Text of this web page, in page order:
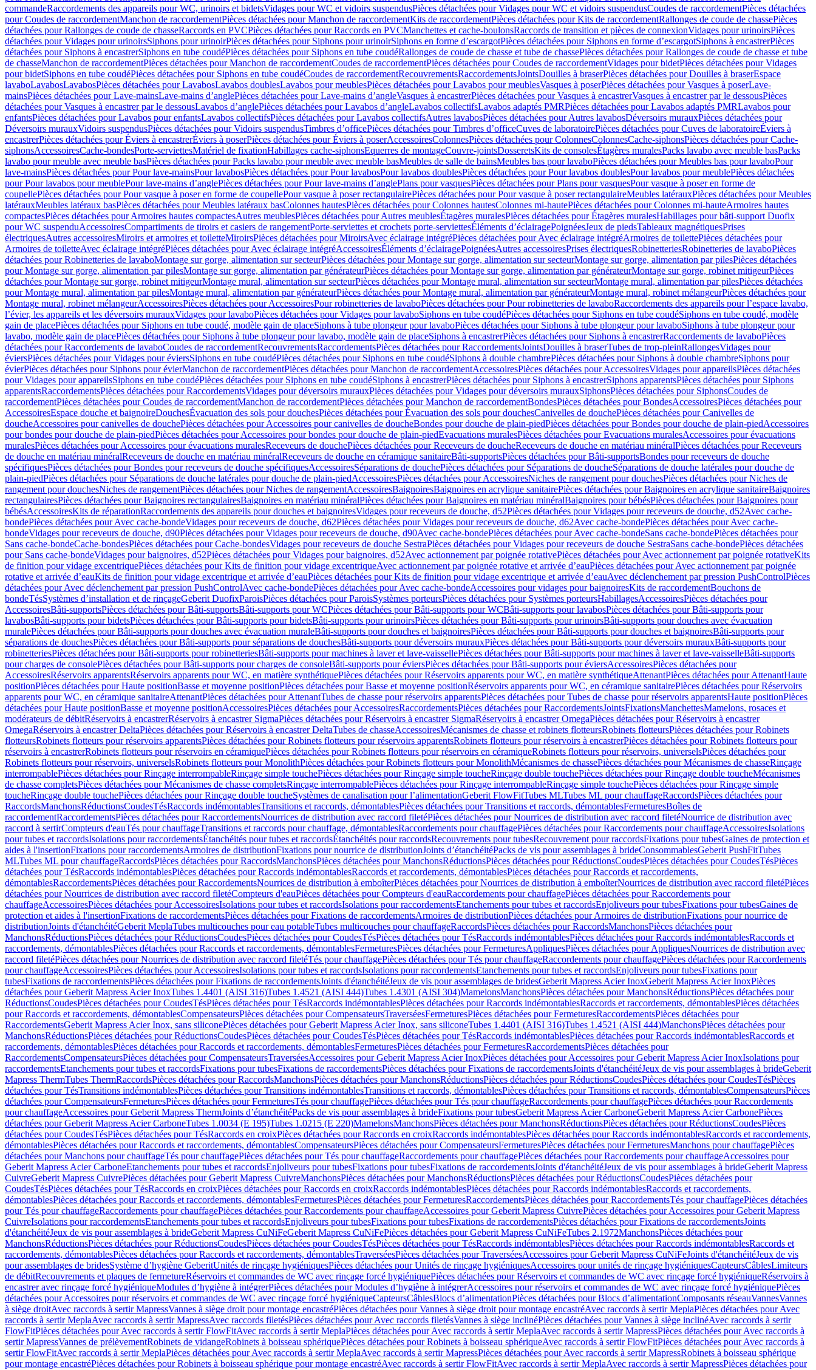
commandeRaccordements des appareils pour WC, urinoirs et bidetsVidages pour WC et vidoirs suspendusPièces détachées pour Vidages pour WC et vidoirs suspendusCoudes de raccordementPièces détachées
pour Coudes de raccordementManchon de raccordementPièces détachées pour Manchon de raccordementKits de raccordementPièces détachées pour Kits de raccordementRallonges de coude de chassePièces
détachées pour Rallonges de coude de chasseRaccords en PVCPièces détachées pour Raccords en PVCManchettes et cache-boulonsRaccords de transition et pièces de connexionVidages pour urinoirsPièces
détachées pour Vidages pour urinoirsSiphons pour urinoirPièces détachées pour Siphons pour urinoirSiphons en forme d’escargotPièces détachées pour Siphons en forme d’escargotSiphons à encastrerPièces
détachées pour Siphons à encastrerSiphons en tube coudéPièces détachées pour Siphons en tube coudéRallonges de coude de chasse et tube de chassePièces détachées pour Rallonges de coude de chasse et tube
de chasseManchon de raccordementPièces détachées pour Manchon de raccordementCoudes de raccordementPièces détachées pour Coudes de raccordementVidages pour bidetPièces détachées pour Vidages
pour bidetSiphons en tube coudéPièces détachées pour Siphons en tube coudéCoudes de raccordementRecouvrementsRaccordementsJointsDouilles à braserPièces détachées pour Douilles à braserEspace
lavaboLavabosLavabosPièces détachées pour LavabosLavabos doublesLavabos pour meublesPièces détachées pour Lavabos pour meublesVasques à poserPièces détachées pour Vasques à poserLave-
mainsPièces détachées pour Lave-mainsLave-mains d’anglePièces détachées pour Lave-mains d’angleVasques à encastrerPièces détachées pour Vasques à encastrerVasques à encastrer par le dessousPièces
détachées pour Vasques à encastrer par le dessousLavabos d’anglePièces détachées pour Lavabos d’angleLavabos collectifsLavabos adaptés PMRPièces détachées pour Lavabos adaptés PMRLavabos pour
enfantsPièces détachées pour Lavabos pour enfantsLavabos collectifsPièces détachées pour Lavabos collectifsAutres lavabosPièces détachées pour Autres lavabosDéversoirs murauxPièces détachées pour
Déversoirs murauxVidoirs suspendusPièces détachées pour Vidoirs suspendusTimbres dʼofficePièces détachées pour Timbres dʼofficeCuves de laboratoirePièces détachées pour Cuves de laboratoireÉviers à
encastrerPièces détachées pour Éviers à encastrerÉviers à poserPièces détachées pour Éviers à poserAccessoiresColonnesPièces détachées pour ColonnesColonnesCache-siphonsPièces détachées pour Cache-
siphonsAccessoiresCache-bondesPorte-serviettesMatériel de fixationHabillages cache-siphonsEquerres de montageCouvre-jointsDosseretsKits de consolesÉtagères muralesPacks lavabo avec meuble basPacks
lavabo pour meuble avec meuble basPièces détachées pour Packs lavabo pour meuble avec meuble basMeubles de salle de bainsMeubles bas pour lavaboPièces détachées pour Meubles bas pour lavaboPour
lave-mainsPièces détachées pour Pour lave-mainsPour lavabosPièces détachées pour Pour lavabosPour lavabos doublesPièces détachées pour Pour lavabos doublesPour lavabos pour meublePièces détachées
pour Pour lavabos pour meublePour lave-mains d’anglePièces détachées pour Pour lave-mains d’anglePlans pour vasquesPièces détachées pour Plans pour vasquesPour vasque à poser en forme de
coupellePièces détachées pour Pour vasque à poser en forme de coupellePour vasque à poser rectangulairePièces détachées pour Pour vasque à poser rectangulaireMeubles latérauxPièces détachées pour Meubles
latérauxMeubles latéraux basPièces détachées pour Meubles latéraux basColonnes hautesPièces détachées pour Colonnes hautesColonnes mi-hautePièces détachées pour Colonnes mi-hauteArmoires hautes
compactesPièces détachées pour Armoires hautes compactesAutres meublesPièces détachées pour Autres meublesÉtagères muralesPièces détachées pour Étagères muralesHabillages pour bâti-support Duofix
pour WC suspenduAccessoiresCompartiments de tiroirs et casiers de rangementPorte-serviettes et crochets porte-serviettesÉléments d’éclairagePoignéesJeux de piedsTableaux magnétiquesPrises
électriquesAutres accessoiresMiroirs et armoires et toiletteMiroirsPièces détachées pour MiroirsAvec éclairage intégréPièces détachées pour Avec éclairage intégréArmoires de toilettePièces détachées pour
Armoires de toiletteAvec éclairage intégréPièces détachées pour Avec éclairage intégréAccessoiresÉléments d’éclairagePoignéesAutres accessoiresPrises électriquesRobinetteriesRobinetteries de lavaboPièces
détachées pour Robinetteries de lavaboMontage sur gorge, alimentation sur secteurPièces détachées pour Montage sur gorge, alimentation sur secteurMontage sur gorge, alimentation par pilesPièces détachées
pour Montage sur gorge, alimentation par pilesMontage sur gorge, alimentation par générateurPièces détachées pour Montage sur gorge, alimentation par générateurMontage sur gorge, robinet mitigeurPièces
détachées pour Montage sur gorge, robinet mitigeurMontage mural, alimentation sur secteurPièces détachées pour Montage mural, alimentation sur secteurMontage mural, alimentation par pilesPièces détachées
pour Montage mural, alimentation par pilesMontage mural, alimentation par générateurPièces détachées pour Montage mural, alimentation par générateurMontage mural, robinet mélangeurPièces détachées pour
Montage mural, robinet mélangeurAccessoiresPièces détachées pour AccessoiresPour robinetteries de lavaboPièces détachées pour Pour robinetteries de lavaboRaccordements des appareils pour l’espace lavabo,
l’évier, les appareils et les déversoirs murauxVidages pour lavaboPièces détachées pour Vidages pour lavaboSiphons en tube coudéPièces détachées pour Siphons en tube coudéSiphons en tube coudé, modèle
gain de placePièces détachées pour Siphons en tube coudé, modèle gain de placeSiphons à tube plongeur pour lavaboPièces détachées pour Siphons à tube plongeur pour lavaboSiphons à tube plongeur pour
lavabo, modèle gain de placePièces détachées pour Siphons à tube plongeur pour lavabo, modèle gain de placeSiphons à encastrerPièces détachées pour Siphons à encastrerRaccordements de lavaboPièces
détachées pour Raccordements de lavaboCoudes de raccordementRecouvrementsRaccordementsPièces détachées pour RaccordementsJointsDouilles à braserTubes de trop-pleinRallongesVidages pour
éviersPièces détachées pour Vidages pour éviersSiphons en tube coudéPièces détachées pour Siphons en tube coudéSiphons à double chambrePièces détachées pour Siphons à double chambreSiphons pour
évierPièces détachées pour Siphons pour évierManchon de raccordementPièces détachées pour Manchon de raccordementAccessoiresPièces détachées pour AccessoiresVidages pour appareilsPièces détachées
pour Vidages pour appareilsSiphons en tube coudéPièces détachées pour Siphons en tube coudéSiphons à encastrerPièces détachées pour Siphons à encastrerSiphons apparentsPièces détachées pour Siphons
apparentsRaccordementsPièces détachées pour RaccordementsVidages pour déversoirs murauxPièces détachées pour Vidages pour déversoirs murauxSiphonsPièces détachées pour SiphonsCoudes de
raccordementPièces détachées pour Coudes de raccordementManchon de raccordementPièces détachées pour Manchon de raccordementBondesPièces détachées pour BondesAccessoiresPièces détachées pour
AccessoiresEspace douche et baignoireDouchesÉvacuation des sols pour douchesPièces détachées pour Évacuation des sols pour douchesCanivelles de douchePièces détachées pour Canivelles de
doucheAccessoires pour canivelles de douchePièces détachées pour Accessoires pour canivelles de doucheBondes pour douche de plain-piedPièces détachées pour Bondes pour douche de plain-piedAccessoires
pour bondes pour douche de plain-piedPièces détachées pour Accessoires pour bondes pour douche de plain-piedEvacuations muralesPièces détachées pour Evacuations muralesAccessoires pour évacuations
muralesPièces détachées pour Accessoires pour évacuations muralesReceveurs de douchePièces détachées pour Receveurs de doucheReceveurs de douche en matériau minéralPièces détachées pour Receveurs
de douche en matériau minéralReceveurs de douche en matériau minéralReceveurs de douche en céramique sanitaireBâti-supportsPièces détachées pour Bâti-supportsBondes pour receveurs de douche
spécifiquesPièces détachées pour Bondes pour receveurs de douche spécifiquesAccessoiresSéparations de douchePièces détachées pour Séparations de doucheSéparations de douche latérales pour douche de
plain-piedPièces détachées pour Séparations de douche latérales pour douche de plain-piedAccessoiresPièces détachées pour AccessoiresNiches de rangement pour douchesPièces détachées pour Niches de
rangement pour douchesNiches de rangementPièces détachées pour Niches de rangementAccessoiresBaignoiresBaignoires en acrylique sanitairePièces détachées pour Baignoires en acrylique sanitaireBaignoires
rectangulairesPièces détachées pour Baignoires rectangulairesBaignoires en matériau minéralPièces détachées pour Baignoires en matériau minéralBaignoires pour bébésPièces détachées pour Baignoires pour
bébésAccessoiresKits de réparationRaccordements des appareils pour douches et baignoiresVidages pour receveurs de douche, d52Pièces détachées pour Vidages pour receveurs de douche, d52Avec cache-
bondePièces détachées pour Avec cache-bondeVidages pour receveurs de douche, d62Pièces détachées pour Vidages pour receveurs de douche, d62Avec cache-bondePièces détachées pour Avec cache-
bondeVidages pour receveurs de douche, d90Pièces détachées pour Vidages pour receveurs de douche, d90Avec cache-bondePièces détachées pour Avec cache-bondeSans cache-bondePièces détachées pour
Sans cache-bondeCache-bondesPièces détachées pour Cache-bondesVidages pour receveurs de douche SestraPièces détachées pour Vidages pour receveurs de douche SestraSans cache-bondePièces détachées
pour Sans cache-bondeVidages pour baignoires, d52Pièces détachées pour Vidages pour baignoires, d52Avec actionnement par poignée rotativePièces détachées pour Avec actionnement par poignée rotativeKits
de finition pour vidage excentriquePièces détachées pour Kits de finition pour vidage excentriqueAvec actionnement par poignée rotative et arrivée d’eauPièces détachées pour Avec actionnement par poignée
rotative et arrivée d’eauKits de finition pour vidage excentrique et arrivée d’eauPièces détachées pour Kits de finition pour vidage excentrique et arrivée d’eauAvec déclenchement par pression PushControlPièces
détachées pour Avec déclenchement par pression PushControlAvec cache-bondePièces détachées pour Avec cache-bondeAccessoires pour vidages pour baignoiresKits de raccordementBouchons de
bondeTésSystèmes d’installation et de rinçageGeberit DuofixParoisPièces détachées pour ParoisSystèmes porteursPièces détachées pour Systèmes porteursHabillagesAccessoiresPièces détachées pour
AccessoiresBâti-supportsPièces détachées pour Bâti-supportsBâti-supports pour WCPièces détachées pour Bâti-supports pour WCBâti-supports pour lavabosPièces détachées pour Bâti-supports pour
lavabosBâti-supports pour bidetsPièces détachées pour Bâti-supports pour bidetsBâti-supports pour urinoirsPièces détachées pour Bâti-supports pour urinoirsBâti-supports pour douches avec évacuation
muralePièces détachées pour Bâti-supports pour douches avec évacuation muraleBâti-supports pour douches et baignoiresPièces détachées pour Bâti-supports pour douches et baignoiresBâti-supports pour
séparations de douchesPièces détachées pour Bâti-supports pour séparations de douchesBâti-supports pour déversoirs murauxPièces détachées pour Bâti-supports pour déversoirs murauxBâti-supports pour
robinetteriesPièces détachées pour Bâti-supports pour robinetteriesBâti-supports pour machines à laver et lave-vaissellePièces détachées pour Bâti-supports pour machines à laver et lave-vaisselleBâti-supports
pour charges de consolePièces détachées pour Bâti-supports pour charges de consoleBâti-supports pour éviersPièces détachées pour Bâti-supports pour éviersAccessoiresPièces détachées pour
AccessoiresRéservoirs apparentsRéservoirs apparents pour WC, en matière synthétiquePièces détachées pour Réservoirs apparents pour WC, en matière synthétiqueAttenantPièces détachées pour AttenantHaute
positionPièces détachées pour Haute positionBasse et moyenne positionPièces détachées pour Basse et moyenne positionRéservoirs apparents pour WC, en céramique sanitairePièces détachées pour Réservoirs
apparents pour WC, en céramique sanitaireAttenantPièces détachées pour AttenantTubes de chasse pour réservoirs apparentsPièces détachées pour Tubes de chasse pour réservoirs apparentsHaute positionPièces
détachées pour Haute positionBasse et moyenne positionAccessoiresPièces détachées pour AccessoiresRaccordementsPièces détachées pour RaccordementsJointsFixationsManchettesMamelons, rosaces et
modérateurs de débitRéservoirs à encastrerRéservoirs à encastrer SigmaPièces détachées pour Réservoirs à encastrer SigmaRéservoirs à encastrer OmegaPièces détachées pour Réservoirs à encastrer
OmegaRéservoirs à encastrer DeltaPièces détachées pour Réservoirs à encastrer DeltaTubes de chasseAccessoiresMécanismes de chasse et robinets flotteursRobinets flotteursPièces détachées pour Robinets
flotteursRobinets flotteurs pour réservoirs apparentsPièces détachées pour Robinets flotteurs pour réservoirs apparentsRobinets flotteurs pour réservoirs à encastrerPièces détachées pour Robinets flotteurs pour
réservoirs à encastrerRobinets flotteurs pour réservoirs en céramiquePièces détachées pour Robinets flotteurs pour réservoirs en céramiqueRobinets flotteurs pour réservoirs, universelsPièces détachées pour
Robinets flotteurs pour réservoirs, universelsRobinets flotteurs pour MonolithPièces détachées pour Robinets flotteurs pour MonolithMécanismes de chassePièces détachées pour Mécanismes de chasseRinçage
interrompablePièces détachées pour Rinçage interrompableRinçage simple touchePièces détachées pour Rinçage simple toucheRinçage double touchePièces détachées pour Rinçage double toucheMécanismes
de chasse completsPièces détachées pour Mécanismes de chasse completsRinçage interrompablePièces détachées pour Rinçage interrompableRinçage simple touchePièces détachées pour Rinçage simple
toucheRinçage double touchePièces détachées pour Rinçage double toucheSystèmes de canalisation pour l’alimentationGeberit FlowFitTubes MLTubes ML pour chauffageRaccordsPièces détachées pour
RaccordsManchonsRéductionsCoudesTésRaccords indémontablesTransitions et raccords, démontablesPièces détachées pour Transitions et raccords, démontablesFermeturesBoîtes de
raccordementRaccordementsPièces détachées pour RaccordementsNourrices de distribution avec raccord filetéPièces détachées pour Nourrices de distribution avec raccord filetéNourrice de distribution avec
raccord à sertirCompteurs d'eauTés pour chauffageTransitions et raccords pour chauffage, démontablesRaccordements pour chauffagePièces détachées pour Raccordements pour chauffageAccessoiresIsolations
pour tubes et raccordsIsolations pour raccordementsÉtanchéités pour tubes et raccordsÉtanchéités pour raccordsRecouvrements pour tubesRecouvrement pour raccordsFixations pour tubesGaines de protection et
aides à l'insertionFixations pour raccordementsArmoires de distributionFixations pour nourrice de distributionJoints d’étanchéitéPacks de vis pour assemblages à brideConsommablesGeberit PushFitTubes
MLTubes ML pour chauffageRaccordsPièces détachées pour RaccordsManchonsPièces détachées pour ManchonsRéductionsPièces détachées pour RéductionsCoudesPièces détachées pour CoudesTésPièces
détachées pour TésRaccords indémontablesPièces détachées pour Raccords indémontablesRaccords et raccordements, démontablesPièces détachées pour Raccords et raccordements,
démontablesRaccordementsPièces détachées pour RaccordementsNourrices de distribution à emboîterPièces détachées pour Nourrices de distribution à emboîterNourrices de distribution avec raccord filetéPièces
détachées pour Nourrices de distribution avec raccord filetéCompteurs d'eauPièces détachées pour Compteurs d'eauRaccordements pour chauffagePièces détachées pour Raccordements pour
chauffageAccessoiresPièces détachées pour AccessoiresIsolations pour tubes et raccordsIsolations pour raccordementsEtanchements pour tubes et raccordsEnjoliveurs pour tubesFixations pour tubesGaines de
protection et aides à l'insertionFixations de raccordementsPièces détachées pour Fixations de raccordementsArmoires de distributionPièces détachées pour Armoires de distributionFixations pour nourrice de
distributionJoints d'étanchéitéGeberit MeplaTubes multicouches pour eau potableTubes multicouches pour chauffageRaccordsPièces détachées pour RaccordsManchonsPièces détachées pour
ManchonsRéductionsPièces détachées pour RéductionsCoudesPièces détachées pour CoudesTésPièces détachées pour TésRaccords indémontablesPièces détachées pour Raccords indémontablesRaccords et
raccordements, démontablesPièces détachées pour Raccords et raccordements, démontablesFermeturesPièces détachées pour FermeturesAppliquesPièces détachées pour AppliquesNourrices de distribution avec
raccord filetéPièces détachées pour Nourrices de distribution avec raccord filetéTés pour chauffagePièces détachées pour Tés pour chauffageRaccordements pour chauffagePièces détachées pour Raccordements
pour chauffageAccessoiresPièces détachées pour AccessoiresIsolations pour tubes et raccordsIsolations pour raccordementsEtanchements pour tubes et raccordsEnjoliveurs pour tubesFixations pour
tubesFixations de raccordementsPièces détachées pour Fixations de raccordementsJoints d'étanchéitéJeux de vis pour assemblages de bridesGeberit Mapress Acier InoxGeberit Mapress Acier InoxPièces
détachées pour Geberit Mapress Acier InoxTubes 1.4401 (AISI 316)Tubes 1.4521 (AISI 444)Tubes 1.4301 (AISI 304)MamelonsManchonsPièces détachées pour ManchonsRéductionsPièces détachées pour
RéductionsCoudesPièces détachées pour CoudesTésPièces détachées pour TésRaccords indémontablesPièces détachées pour Raccords indémontablesRaccords et raccordements, démontablesPièces détachées
pour Raccords et raccordements, démontablesCompensateursPièces détachées pour CompensateursTraverséesFermeturesPièces détachées pour FermeturesRaccordementsPièces détachées pour
RaccordementsGeberit Mapress Acier Inox, sans siliconePièces détachées pour Geberit Mapress Acier Inox, sans siliconeTubes 1.4401 (AISI 316)Tubes 1.4521 (AISI 444)ManchonsPièces détachées pour
ManchonsRéductionsPièces détachées pour RéductionsCoudesPièces détachées pour CoudesTésPièces détachées pour TésRaccords indémontablesPièces détachées pour Raccords indémontablesRaccords et
raccordements, démontablesPièces détachées pour Raccords et raccordements, démontablesFermeturesPièces détachées pour FermeturesRaccordementsPièces détachées pour
RaccordementsCompensateursPièces détachées pour CompensateursTraverséesAccessoires pour Geberit Mapress Acier InoxPièces détachées pour Accessoires pour Geberit Mapress Acier InoxIsolations pour
raccordementsEtanchements pour tubes et raccordsFixations pour tubesFixations de raccordementsPièces détachées pour Fixations de raccordementsJoints d'étanchéitéJeux de vis pour assemblages à brideGeberit
Mapress ThermTubes ThermRaccordsPièces détachées pour RaccordsManchonsPièces détachées pour ManchonsRéductionsPièces détachées pour RéductionsCoudesPièces détachées pour CoudesTésPièces
détachées pour TésTransitions indémontablesPièces détachées pour Transitions indémontablesTransitions et raccords, démontablesPièces détachées pour Transitions et raccords, démontablesCompensateursPièces
détachées pour CompensateursFermeturesPièces détachées pour FermeturesTés pour chauffagePièces détachées pour Tés pour chauffageRaccordements pour chauffagePièces détachées pour Raccordements
pour chauffageAccessoires pour Geberit Mapress ThermJoints d’étanchéitéPacks de vis pour assemblages à brideFixations pour tubesGeberit Mapress Acier CarboneGeberit Mapress Acier CarbonePièces
détachées pour Geberit Mapress Acier CarboneTubes 1.0034 (E 195)Tubes 1.0215 (E 220)MamelonsManchonsPièces détachées pour ManchonsRéductionsPièces détachées pour RéductionsCoudesPièces
détachées pour CoudesTésPièces détachées pour TésRaccords en croixPièces détachées pour Raccords en croixRaccords indémontablesPièces détachées pour Raccords indémontablesRaccords et raccordements,
démontablesPièces détachées pour Raccords et raccordements, démontablesCompensateursPièces détachées pour CompensateursFermeturesPièces détachées pour FermeturesManchons pour chauffagePièces
détachées pour Manchons pour chauffageTés pour chauffagePièces détachées pour Tés pour chauffageRaccordements pour chauffagePièces détachées pour Raccordements pour chauffageAccessoires pour
Geberit Mapress Acier CarboneEtanchements pour tubes et raccordsEnjoliveurs pour tubesFixations pour tubesFixations de raccordementsJoints d'étanchéitéJeux de vis pour assemblages à brideGeberit Mapress
CuivreGeberit Mapress CuivrePièces détachées pour Geberit Mapress CuivreManchonsPièces détachées pour ManchonsRéductionsPièces détachées pour RéductionsCoudesPièces détachées pour
CoudesTésPièces détachées pour TésRaccords en croixPièces détachées pour Raccords en croixRaccords indémontablesPièces détachées pour Raccords indémontablesRaccords et raccordements,
démontablesPièces détachées pour Raccords et raccordements, démontablesFermeturesPièces détachées pour FermeturesRaccordementsPièces détachées pour RaccordementsTés pour chauffagePièces détachées
pour Tés pour chauffageRaccordements pour chauffagePièces détachées pour Raccordements pour chauffageAccessoires pour Geberit Mapress CuivrePièces détachées pour Accessoires pour Geberit Mapress
CuivreIsolations pour raccordementsEtanchements pour tubes et raccordsEnjoliveurs pour tubesFixations pour tubesFixations de raccordementsPièces détachées pour Fixations de raccordementsJoints
d'étanchéitéJeux de vis pour assemblages à brideGeberit Mapress CuNiFeGeberit Mapress CuNiFePièces détachées pour Geberit Mapress CuNiFeTubes 2.1972ManchonsPièces détachées pour
ManchonsRéductionsPièces détachées pour RéductionsCoudesPièces détachées pour CoudesTésPièces détachées pour TésRaccords indémontablesPièces détachées pour Raccords indémontablesRaccords et
raccordements, démontablesPièces détachées pour Raccords et raccordements, démontablesTraverséesPièces détachées pour TraverséesAccessoires pour Geberit Mapress CuNiFeJoints d'étanchéitéJeux de vis
pour assemblages de bridesSystème d’hygiène GeberitUnités de rinçage hygiéniquesPièces détachées pour Unités de rinçage hygiéniquesAccessoires pour unités de rinçage hygiéniquesCapteursCâblesLimiteurs
de débitRecouvrements et plaques de fermetureRéservoirs et commandes de WC avec rinçage forcé hygiéniquePièces détachées pour Réservoirs et commandes de WC avec rinçage forcé hygiéniqueRéservoirs à
encastrer avec rinçage forcé hygiéniqueModules d’hygiène à intégrerPièces détachées pour Modules d’hygiène à intégrerAccessoires pour réservoirs et commandes de WC avec rinçage forcé hygiéniquePièces
détachées pour Accessoires pour réservoirs et commandes de WC avec rinçage forcé hygiéniqueCapteursCâblesBlocs d’alimentationPièces détachées pour Blocs d’alimentationComposants réseauVannesVannes
à siège droitAvec raccords à sertir MapressVannes à siège droit pour montage encastréPièces détachées pour Vannes à siège droit pour montage encastréAvec raccords à sertir MeplaPièces détachées pour Avec
raccords à sertir MeplaAvec raccords à sertir MapressAvec raccords filetésPièces détachées pour Avec raccords filetésVannes à siège inclinéPièces détachées pour Vannes à siège inclinéAvec raccords à sertir
FlowFitPièces détachées pour Avec raccords à sertir FlowFitAvec raccords à sertir MeplaPièces détachées pour Avec raccords à sertir MeplaAvec raccords à sertir MapressPièces détachées pour Avec raccords à
sertir MapressVannes de prélèvementRobinets de vidangeRobinets à boisseau sphériquePièces détachées pour Robinets à boisseau sphériqueAvec raccords à sertir FlowFitPièces détachées pour Avec raccords à
sertir FlowFitAvec raccords à sertir MeplaPièces détachées pour Avec raccords à sertir MeplaAvec raccords à sertir MapressPièces détachées pour Avec raccords à sertir MapressRobinets à boisseau sphérique
pour montage encastréPièces détachées pour Robinets à boisseau sphérique pour montage encastréAvec raccords à sertir FlowFitAvec raccords à sertir MeplaAvec raccords à sertir MapressPièces détachées pour